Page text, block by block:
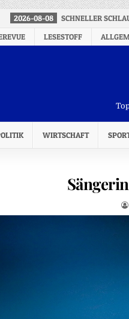
2026-08-08 SCHNELLER
LESESTOFF
WIRTSCHAFT